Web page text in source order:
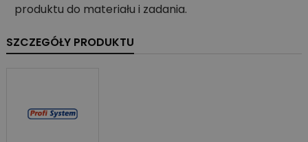
produktu do materiału i zadania.
SZCZEGÓŁY PRODUKTU